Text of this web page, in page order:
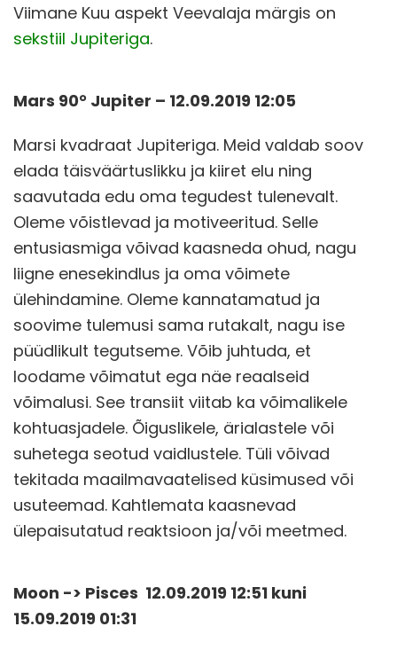
Viimane Kuu aspekt Veevalaja märgis on
sekstiil Jupiteriga.
Mars 90° Jupiter – 12.09.2019 12:05
Marsi kvadraat Jupiteriga. Meid valdab soov
elada täisväärtuslikku ja kiiret elu ning
saavutada edu oma tegudest tulenevalt.
Oleme võistlevad ja motiveeritud. Selle
entusiasmiga võivad kaasneda ohud, nagu
liigne enesekindlus ja oma võimete
ülehindamine. Oleme kannatamatud ja
soovime tulemusi sama rutakalt, nagu ise
püüdlikult tegutseme. Võib juhtuda, et
loodame võimatut ega näe reaalseid
võimalusi. See transiit viitab ka võimalikele
kohtuasjadele. Õiguslikele, ärialastele või
suhetega seotud vaidlustele. Tüli võivad
tekitada maailmavaatelised küsimused või
usuteemad. Kahtlemata kaasnevad
ülepaisutatud reaktsioon ja/või meetmed.
Moon -> Pisces 12.09.2019 12:51 kuni
15.09.2019 01:31